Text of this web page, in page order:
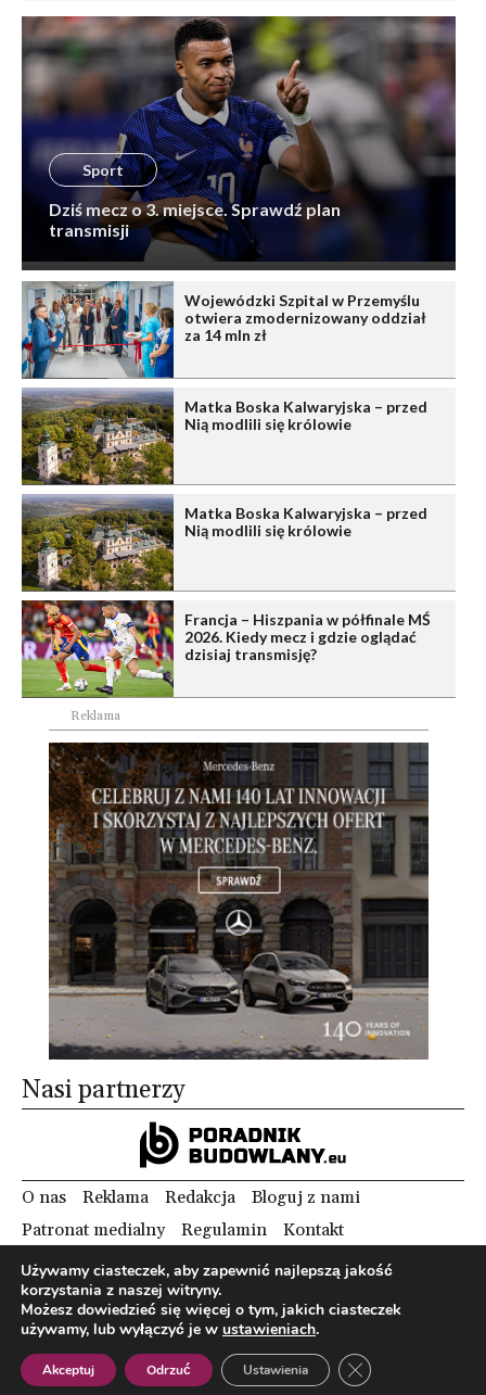
Sport
Dziś mecz o 3. miejsce. Sprawdź plan
transmisji
Wojewódzki Szpital w Przemyślu
otwiera zmodernizowany oddział
za 14 mln zł
Matka Boska Kalwaryjska – przed
Nią modlili się królowie
Matka Boska Kalwaryjska – przed
Nią modlili się królowie
Francja – Hiszpania w półfinale MŚ
2026. Kiedy mecz i gdzie oglądać
dzisiaj transmisję?
Reklama
Nasi partnerzy
O nas Reklama Redakcja
Bloguj z nami
Patronat medialny
Regulamin Kontakt
Copyright 2012 Biznes i Styl. Wszystkie prawa zastrzeżone.
Polityka prywatności
Polityka cookies
Polish
Używamy ciasteczek, aby zapewnić najlepszą jakość
korzystania z naszej witryny.
Możesz dowiedzieć się więcej o tym, jakich ciasteczek
używamy, lub wyłączyć je w ustawieniach.
Akceptuj Odrzuć Ustawienia Zamknij panel